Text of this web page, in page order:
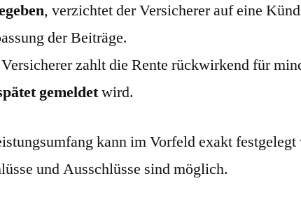
, verzichtet der Versicherer auf eine
der Beiträge.
zahlt die Rente rückwirkend für
gemeldetwird.
kann im Vorfeld exakt
und Ausschlüsse sind möglich.